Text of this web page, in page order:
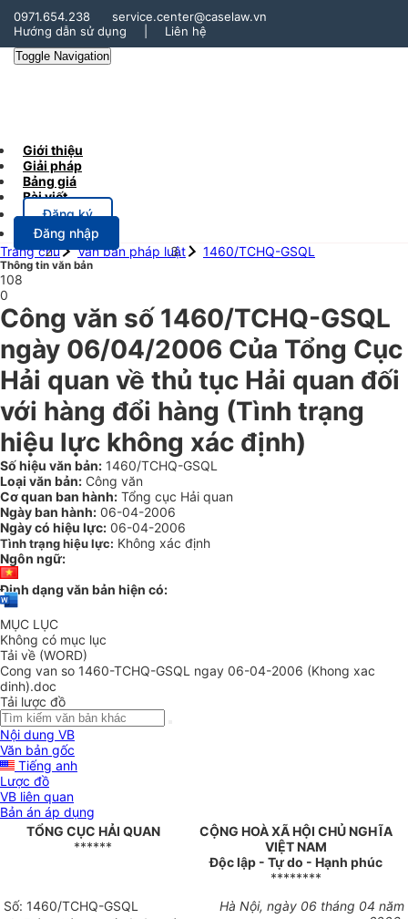
0971.654.238
service.center@caselaw.vn
Hướng dẫn sử dụng
Liên hệ
Toggle Navigation
Giới thiệu
Giải pháp
Bảng giá
Bài viết
Đăng ký
Đăng nhập
Trang chủ
Văn bản pháp luật 1460/TCHQ-GSQL
Thông tin văn bản
108
0
Công văn số 1460/TCHQ-GSQL
ngày 06/04/2006 Của Tổng Cục
Hải quan về thủ tục Hải quan đối
với hàng đổi hàng (Tình trạng
hiệu lực không xác định)
Số hiệu văn bản: 1460/TCHQ-GSQL
Loại văn bản: Công văn
Cơ quan ban hành: Tổng cục Hải quan
Ngày ban hành: 06-04-2006
Ngày có hiệu lực: 06-04-2006
Tình trạng hiệu lực: Không xác định
Ngôn ngữ:
Định dạng văn bản hiện có:
MỤC LỤC
Không có mục lục
Tải về (WORD)
Cong van so 1460-TCHQ-GSQL ngay 06-04-2006 (Khong xac
dinh).doc
Tải lược đồ
Nội dung VB
Văn bản gốc
Tiếng anh
Lược đồ
VB liên quan
Bản án áp dụng
TỔNG CỤC HẢI QUAN
******
CỘNG HOÀ XÃ HỘI CHỦ NGHĨA
VIỆT NAM
Độc lập - Tự do - Hạnh phúc
********
Số: 1460/TCHQ-GSQL
Hà Nội, ngày 06 tháng 04 năm